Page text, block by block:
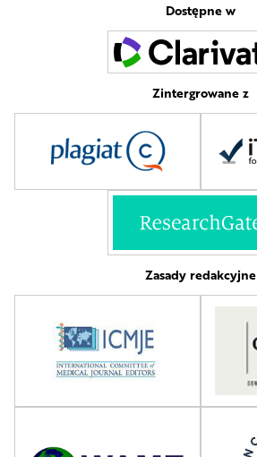
Dostępne w
Zintergrowane z
Zasady redakcyjne